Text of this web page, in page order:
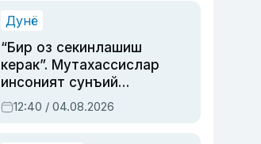
синовларга тўла ҳаёти
Дунё
“Бир оз секинлашиш
керак”. Мутахассислар
инсоният сунъий
интеллектни бошқара
олмай қолишидан
12:40 / 04.08.2026